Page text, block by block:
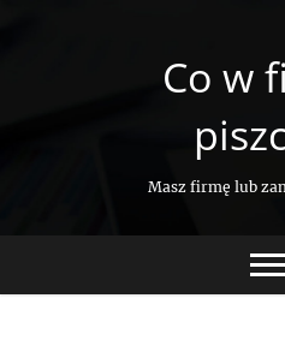
Co w
Masz firmę lub